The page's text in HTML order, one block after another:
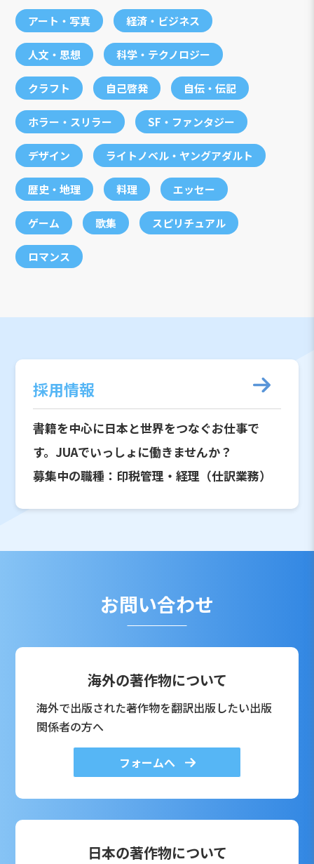
アート・写真 経済・ビジネス
人文・思想 科学・テクノロジー
クラフト 自己啓発 自伝・伝記
ホラー・スリラー SF・ファンタジー
デザイン ライトノベル・ヤングアダルト
歴史・地理 料理 エッセー
ゲーム 歌集 スピリチュアル
ロマンス
採用情報
書籍を中心に日本と世界をつなぐお仕事で
す。JUAでいっしょに働きませんか？
募集中の職種：印税管理・経理（仕訳業務）
お問い合わせ
海外の著作物について
海外で出版された著作物を翻訳出版したい出版
関係者の方へ
フォームへ
日本の著作物について